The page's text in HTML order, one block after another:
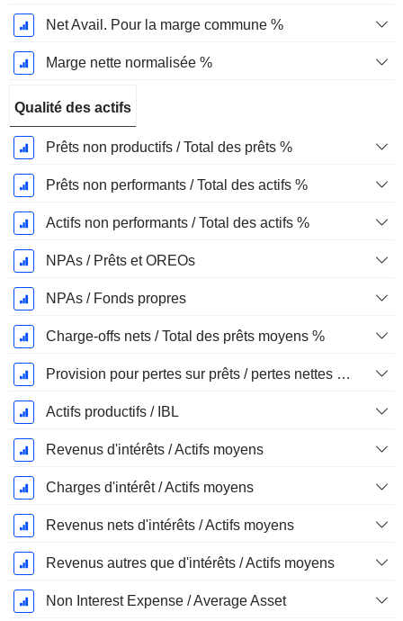
Net Avail. Pour la marge commune %
Marge nette normalisée %
Qualité des actifs
Prêts non productifs / Total des prêts %
Prêts non performants / Total des actifs %
Actifs non performants / Total des actifs %
NPAs / Prêts et OREOs
NPAs / Fonds propres
Charge-offs nets / Total des prêts moyens %
Provision pour pertes sur prêts / pertes nettes sur créances irrécouvrables %.
Actifs productifs / IBL
Revenus d'intérêts / Actifs moyens
Charges d'intérêt / Actifs moyens
Revenus nets d'intérêts / Actifs moyens
Revenus autres que d'intérêts / Actifs moyens
Non Interest Expense / Average Asset